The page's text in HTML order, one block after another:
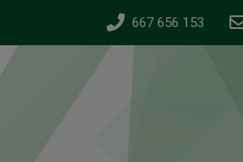
667 656 153